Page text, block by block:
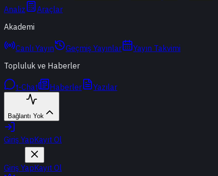
Analiz
Araçlar
Akademi
Canlı Yayın Geçmiş Yayınlar
Yayın Takvimi
Topluluk ve Haberler
t-Chat Haberler Yazılar
Bağlantı Yok
Giriş YapKayıt Ol
Giriş YapKayıt Ol